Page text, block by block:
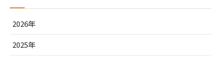
2026年
2025年